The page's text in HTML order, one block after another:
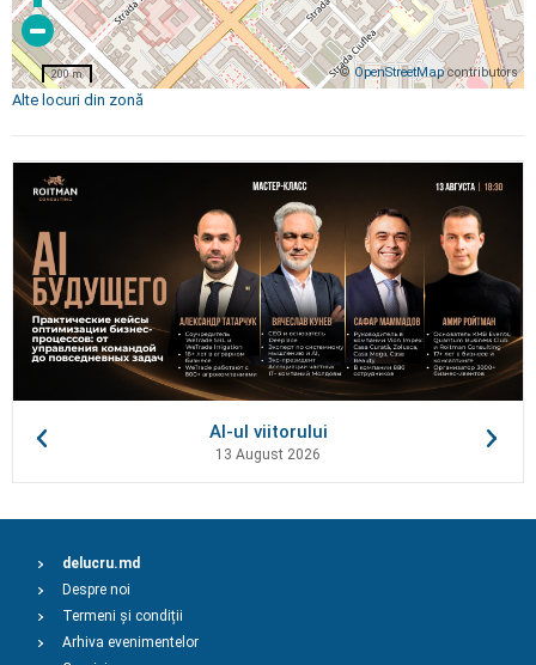
© OpenStreetMapcontributors
200 m
Alte locuri din zonă
AI-ul viitorului
13 August 2026
delucru.md
Despre noi
Termeni și condiții
Arhiva evenimentelor